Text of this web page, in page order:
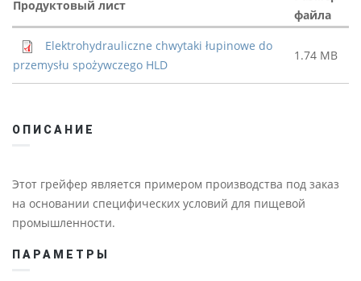
Продуктовый лист
файла
Elektrohydrauliczne chwytaki łupinowe do
przemysłu spożywczego HLD
1.74 MB
ОПИСАНИЕ
Этот грейфер является примером производства под заказ
на основании специфических условий для пищевой
промышленности.
ПАРАМЕТРЫ